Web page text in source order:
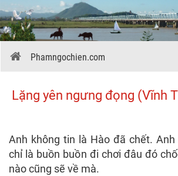
Phamngochien.com
Lặng yên ngưng đọng (Vĩnh
Anh không tin là Hào đã chết.
chỉ là buồn buồn đi chơi đâu đó
nào cũng sẽ về mà.